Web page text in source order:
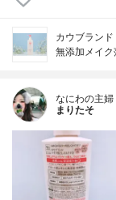
カウブランド
無添加メイ
なにわの主婦
まりたそ